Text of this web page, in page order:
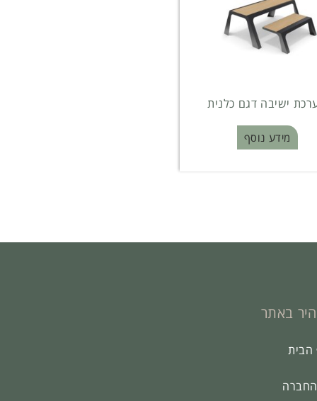
ישיבה דגם כלנית
מידע נוסף
באתר
הבית